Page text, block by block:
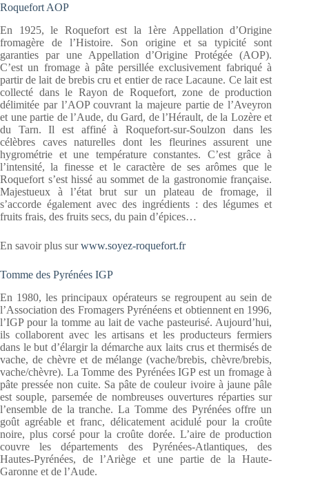
Roquefort AOP
En 1925, le Roquefort est la 1ère Appellation d’Origine
fromagère de l’Histoire. Son origine et sa typicité sont
garanties par une Appellation d’Origine Protégée (AOP).
C’est un fromage à pâte persillée exclusivement fabriqué à
partir de lait de brebis cru et entier de race Lacaune. Ce lait est
collecté dans le Rayon de Roquefort, zone de production
délimitée par l’AOP couvrant la majeure partie de l’Aveyron
et une partie de l’Aude, du Gard, de l’Hérault, de la Lozère et
du Tarn. Il est affiné à Roquefort-sur-Soulzon dans les
célèbres caves naturelles dont les fleurines assurent une
hygrométrie et une température constantes. C’est grâce à
l’intensité, la finesse et le caractère de ses arômes que le
Roquefort s’est hissé au sommet de la gastronomie française.
Majestueux à l’état brut sur un plateau de fromage, il
s’accorde également avec des ingrédients : des légumes et
fruits frais, des fruits secs, du pain d’épices…
En savoir plus surwww.soyez-roquefort.fr
Tomme des Pyrénées IGP
En 1980, les principaux opérateurs se regroupent au sein de
l’Association des Fromagers Pyrénéens et obtiennent en 1996,
l’IGP pour la tomme au lait de vache pasteurisé. Aujourd’hui,
ils collaborent avec les artisans et les producteurs fermiers
dans le but d’élargir la démarche aux laits crus et thermisés de
vache, de chèvre et de mélange (vache/brebis, chèvre/brebis,
vache/chèvre). La Tomme des Pyrénées IGP est un fromage à
pâte pressée non cuite. Sa pâte de couleur ivoire à jaune pâle
est souple, parsemée de nombreuses ouvertures réparties sur
l’ensemble de la tranche. La Tomme des Pyrénées offre un
goût agréable et franc, délicatement acidulé pour la croûte
noire, plus corsé pour la croûte dorée. L’aire de production
couvre les départements des Pyrénées-Atlantiques, des
Hautes-Pyrénées, de l’Ariège et une partie de la Haute-
Garonne et de l’Aude.